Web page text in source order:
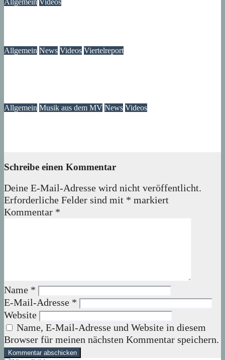
Allgemein Videos
Allgemein News Videos Viertelreport
Allgemein Musik aus dem MV News Videos
Schreibe einen Kommentar
Deine E-Mail-Adresse wird nicht veröffentlicht.
Erforderliche Felder sind mit * markiert
Kommentar *
Name *
E-Mail-Adresse *
Website
Name, E-Mail-Adresse und Website in diesem
Browser für meinen nächsten Kommentar speichern.